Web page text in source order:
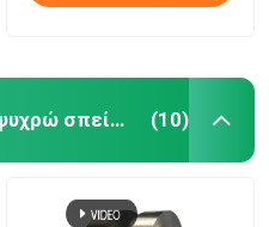
Ελασματοποιημένη εν ψυχρώ σπείρα αλουμινίου (10)